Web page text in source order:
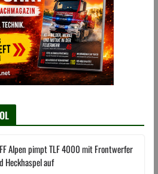
Alpen pimpt TLF 4000 mit Frontwerfer
Heckhaspel auf